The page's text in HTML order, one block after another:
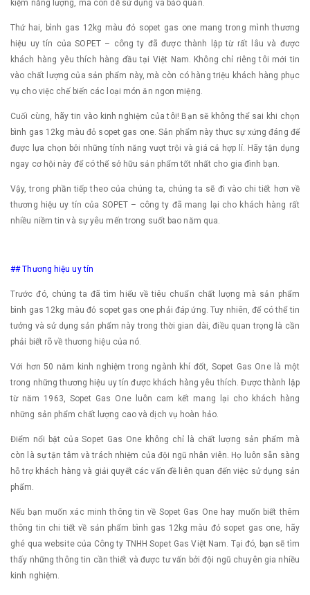
kiệm năng lượng, mà còn dễ sử dụng và bảo quản.
Thứ hai, bình gas 12kg màu đỏ sopet gas one mang trong mình thương
hiệu uy tín của SOPET – công ty đã được thành lập từ rất lâu và được
khách hàng yêu thích hàng đầu tại Việt Nam. Không chỉ riêng tôi mới tin
vào chất lượng của sản phẩm này, mà còn có hàng triệu khách hàng phục
vụ cho việc chế biến các loại món ăn ngon miệng.
Cuối cùng, hãy tin vào kinh nghiệm của tôi! Bạn sẽ không thể sai khi chọn
bình gas 12kg màu đỏ sopet gas one. Sản phẩm này thực sự xứng đáng để
được lựa chọn bởi những tính năng vượt trội và giá cả hợp lí. Hãy tận dụng
ngay cơ hội này để có thể sở hữu sản phẩm tốt nhất cho gia đình bạn.
Vậy, trong phần tiếp theo của chúng ta, chúng ta sẽ đi vào chi tiết hơn về
thương hiệu uy tín của SOPET – công ty đã mang lại cho khách hàng rất
nhiều niềm tin và sự yêu mến trong suốt bao năm qua.
## Thương hiệu uy tín
Trước đó, chúng ta đã tìm hiểu về tiêu chuẩn chất lượng mà sản phẩm
bình gas 12kg màu đỏ sopet gas one phải đáp ứng. Tuy nhiên, để có thể tin
tưởng và sử dụng sản phẩm này trong thời gian dài, điều quan trọng là cần
phải biết rõ về thương hiệu của nó.
Với hơn 50 năm kinh nghiệm trong ngành khí đốt, Sopet Gas One là một
trong những thương hiệu uy tín được khách hàng yêu thích. Được thành lập
từ năm 1963, Sopet Gas One luôn cam kết mang lại cho khách hàng
những sản phẩm chất lượng cao và dịch vụ hoàn hảo.
Điểm nổi bật của Sopet Gas One không chỉ là chất lượng sản phẩm mà
còn là sự tận tâm và trách nhiệm của đội ngũ nhân viên. Họ luôn sẵn sàng
hỗ trợ khách hàng và giải quyết các vấn đề liên quan đến việc sử dụng sản
phẩm.
Nếu bạn muốn xác minh thông tin về Sopet Gas One hay muốn biết thêm
thông tin chi tiết về sản phẩm bình gas 12kg màu đỏ sopet gas one, hãy
ghé qua website của Công ty TNHH Sopet Gas Việt Nam. Tại đó, bạn sẽ tìm
thấy những thông tin cần thiết và được tư vấn bởi đội ngũ chuyên gia nhiều
kinh nghiệm.